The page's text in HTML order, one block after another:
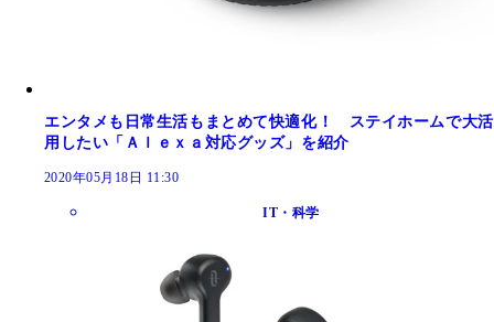
エンタメも日常生活もまとめて快適化！ ステイホームで大活
用したい「Ａｌｅｘａ対応グッズ」を紹介
2020年05月18日 11:30
IT・科学